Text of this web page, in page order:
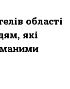
області
які